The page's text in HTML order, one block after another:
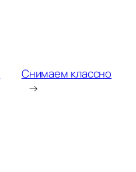
Снимаем классно
→